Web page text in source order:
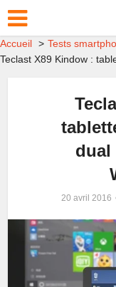
Accueil
Tests
Teclast X89 Kindow :
dual
20 avril 2016